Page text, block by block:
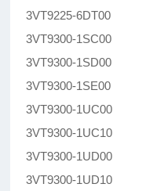
3VT9225-6DT00
3VT9300-1SC00
3VT9300-1SD00
3VT9300-1SE00
3VT9300-1UC00
3VT9300-1UC10
3VT9300-1UD00
3VT9300-1UD10